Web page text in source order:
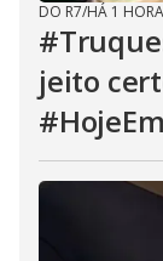
DO R7/HÁ 1 HORA
jeito